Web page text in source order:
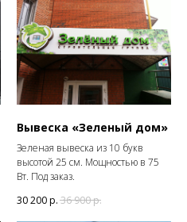
Вывеска «Зеленый дом»
Зеленая вывеска из 10 букв
высотой 25 см. Мощностью в 75
Вт. Под заказ.
30 200р. 36 900р.